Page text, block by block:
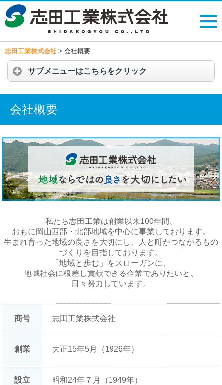
志田工業株式会社 > 会社概要
サブメニューはこちらをクリック
会社概要
私たち志田工業は創業以来100年間、
おもに岡山西部・北部地域を中心に事業しております。
生まれ育った地域の良さを大切にし、人と町がつながるもの
づくりを目指しております。
「地域と歩む」をスローガンに、
地域社会に根差し貢献できる企業でありたいと、
日々努力しています。
商号 志田工業株式会社
創業 大正15年5月（1926年）
設立 昭和24年７月（1949年）